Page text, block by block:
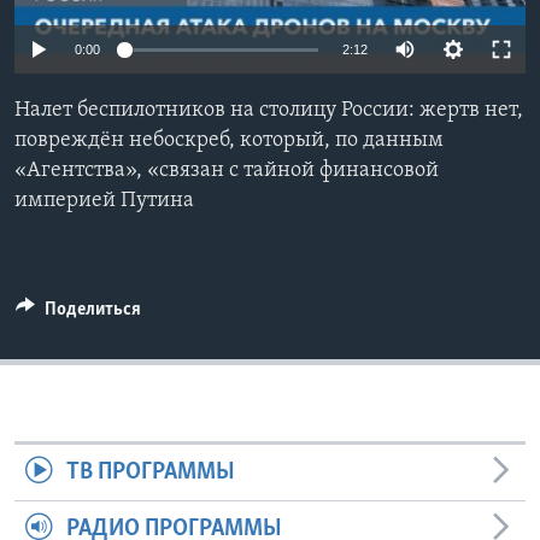
Learning English
СОЦИАЛЬНЫЕ СЕТИ
0:00 2:12
Налет беспилотников на столицу России: жертв нет,
повреждён небоскреб, который, по данным
«Агентства», «связан с тайной финансовой
империей Путина
Поделиться
ТВ ПРОГРАММЫ
РАДИО ПРОГРАММЫ